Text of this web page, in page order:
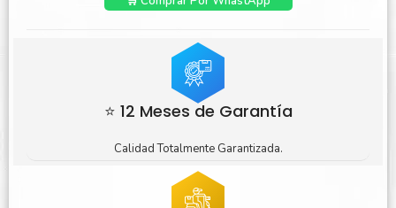
⭐ 12 Meses de Garantía
Calidad Totalmente Garantizada.